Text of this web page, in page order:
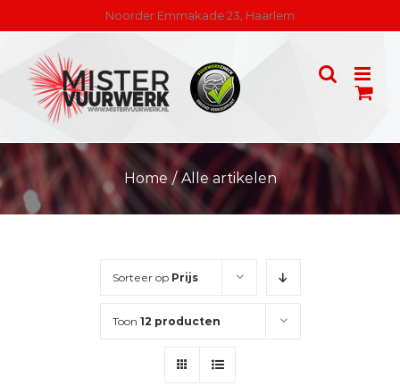
content
Noorder Emmakade 23, Haarlem
Home / Alle artikelen
Sorteer op Prijs
Toon 12 producten